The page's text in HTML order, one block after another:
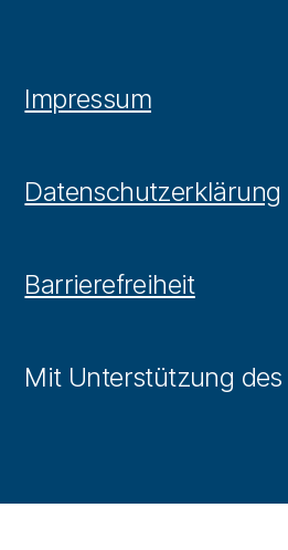
Impressum
Datenschutzerklärung
Barrierefreiheit
Mit Unterstützung des